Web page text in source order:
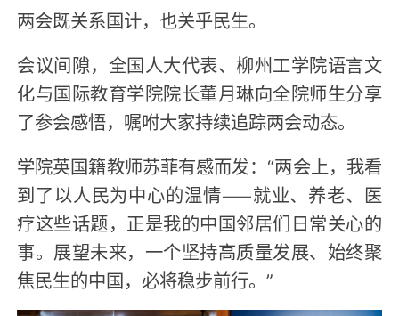
两会既关系国计，也关乎民生。
会议间隙，全国人大代表、柳州工学院语言文
化与国际教育学院院长董月琳向全院师生分享
了参会感悟，嘱咐大家持续追踪两会动态。
学院英国籍教师苏菲有感而发：“两会上，我看
到了以人民为中心的温情——就业、养老、医
疗这些话题，正是我的中国邻居们日常关心的
事。展望未来，一个坚持高质量发展、始终聚
焦民生的中国，必将稳步前行。”